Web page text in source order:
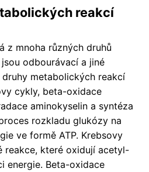
reakcí
z mnoha různých druhů
odbourávací a jiné
metabolických reakcí
cykly, beta-oxidace
aminokyselin a syntéza
rozkladu glukózy na
ve formě ATP. Krebsovy
reakce, které oxidují acetyl-
energie. Beta-oxidace